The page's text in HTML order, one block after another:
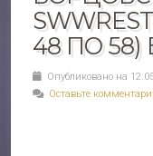
48 ПО 58)
Опубликовано на
Оставьте